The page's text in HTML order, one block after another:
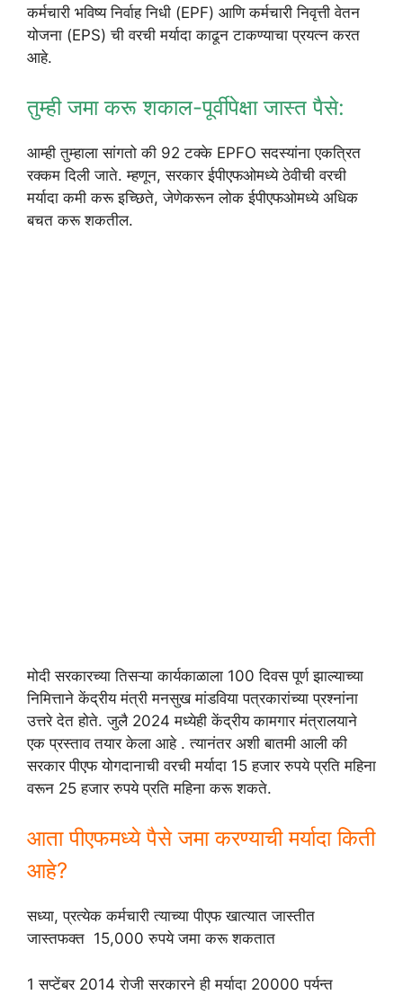
कर्मचारी भविष्य निर्वाह निधी (EPF) आणि कर्मचारी निवृत्ती वेतन
योजना (EPS) ची वरची मर्यादा काढून टाकण्याचा प्रयत्न करत
आहे.
तुम्ही जमा करू शकाल-पूर्वीपेक्षा जास्त पैसे:
आम्ही तुम्हाला सांगतो की 92 टक्के EPFO ​​सदस्यांना एकत्रित
रक्कम दिली जाते. म्हणून, सरकार ईपीएफओमध्ये ठेवीची वरची
मर्यादा कमी करू इच्छिते, जेणेकरून लोक ईपीएफओमध्ये अधिक
बचत करू शकतील.
मोदी सरकारच्या तिसऱ्या कार्यकाळाला 100 दिवस पूर्ण झाल्याच्या
निमित्ताने केंद्रीय मंत्री मनसुख मांडविया पत्रकारांच्या प्रश्नांना
उत्तरे देत होते. जुलै 2024 मध्येही केंद्रीय कामगार मंत्रालयाने
एक प्रस्ताव तयार केला आहे . त्यानंतर अशी बातमी आली की
सरकार पीएफ योगदानाची वरची मर्यादा 15 हजार रुपये प्रति महिना
वरून 25 हजार रुपये प्रति महिना करू शकते.
आता पीएफमध्ये पैसे जमा करण्याची मर्यादा किती
आहे?
सध्या, प्रत्येक कर्मचारी त्याच्या पीएफ खात्यात जास्तीत
जास्तफक्त 15,000 रुपये जमा करू शकतात
1 सप्टेंबर 2014 रोजी सरकारने ही मर्यादा 20000 पर्यन्त